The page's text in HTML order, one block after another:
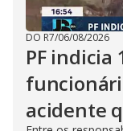
DO R7/06/08/2026
PF indicia
acidente